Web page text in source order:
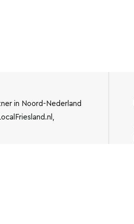
in Noord-Nederland